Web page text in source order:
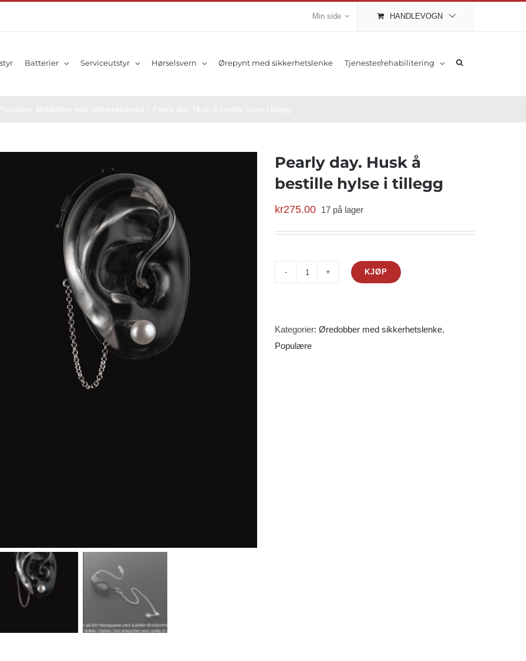
Min side HANDLEVOGN
Batterier Serviceutstyr Hørselsvern Ørepynt med sikkerhetslenke Tjenester/rehabilitering
Pearly day. Husk å
bestille hylse i tillegg
kr275.00 17 på lager
å
bestille
KJØP
Kategorier:Øredobber med sikkerhetslenke,
Populære